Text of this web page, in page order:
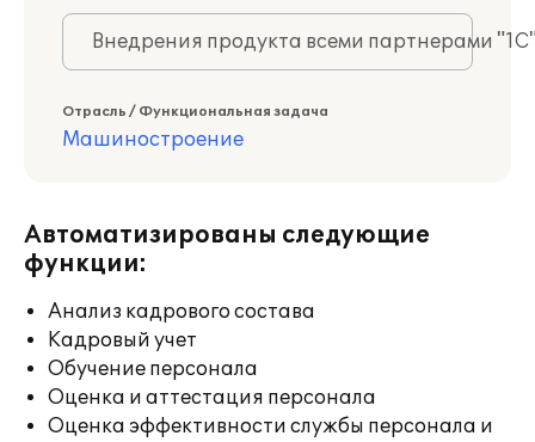
Внедрения продукта всеми партнерами
Отрасль / Функциональная задача
Машиностроение
Автоматизированы следующие
функции:
Анализ кадрового состава
Кадровый учет
Обучение персонала
Оценка и аттестация персонала
Оценка эффективности службы персонала и